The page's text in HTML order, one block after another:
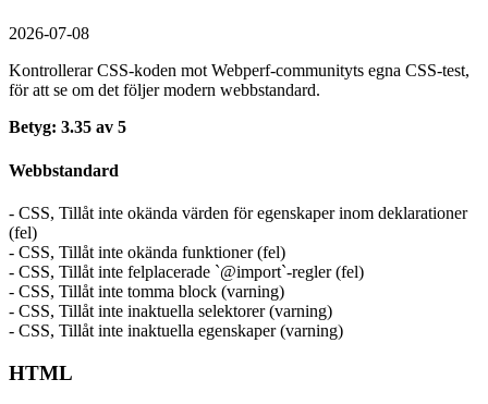
2026-07-08
Kontrollerar CSS-koden mot Webperf-communityts egna CSS-test,
för att se om det följer modern webbstandard.
Betyg: 3.35 av 5
Webbstandard
- CSS, Tillåt inte okända värden för egenskaper inom deklarationer
(fel)
- CSS, Tillåt inte okända funktioner (fel)
- CSS, Tillåt inte felplacerade `@import`-regler (fel)
- CSS, Tillåt inte tomma block (varning)
- CSS, Tillåt inte inaktuella selektorer (varning)
- CSS, Tillåt inte inaktuella egenskaper (varning)
HTML